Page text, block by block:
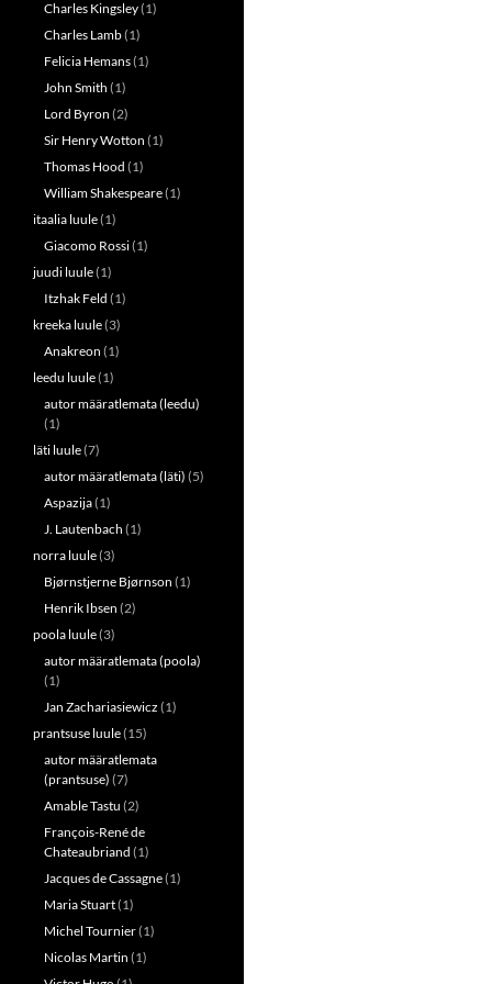
Charles Kingsley(1)
Charles Lamb(1)
Felicia Hemans(1)
John Smith (1)
Lord Byron (2)
Sir Henry Wotton (1)
Thomas Hood (1)
William Shakespeare(1)
itaalia luule(1)
Giacomo Rossi(1)
juudi luule(1)
Itzhak Feld (1)
kreeka luule(3)
Anakreon (1)
leedu luule(1)
autor määratlemata (leedu)
(1)
läti luule(7)
autor määratlemata (läti) (5)
Aspazija(1)
J. Lautenbach (1)
norra luule(3)
Bjørnstjerne Bjørnson (1)
Henrik Ibsen (2)
poola luule(3)
autor määratlemata (poola)
(1)
Jan Zachariasiewicz (1)
prantsuse luule(15)
autor määratlemata
(prantsuse) (7)
Amable Tastu (2)
François-René de
Chateaubriand (1)
Jacques de Cassagne(1)
Maria Stuart(1)
Michel Tournier(1)
Nicolas Martin (1)